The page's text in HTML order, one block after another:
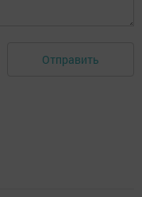
Отправить